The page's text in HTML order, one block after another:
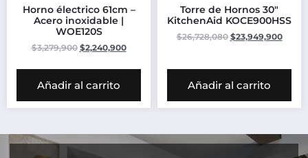
Horno électrico 61cm –
Acero inoxidable |
WOE120S
$3,279,900 $2,240,900
Añadir al carrito
Torre de Hornos 30″
KitchenAid KOCE900HSS
$26,728,080 $23,949,900
Añadir al carrito